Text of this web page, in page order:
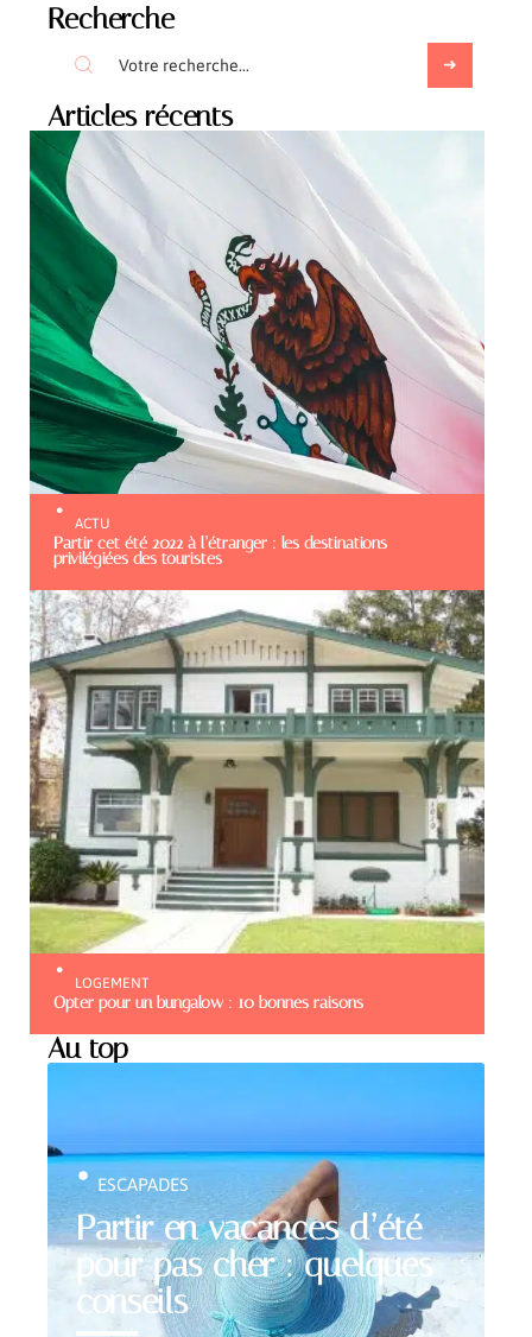
Recherche
Articles récents
ACTU
Partir cet été 2022 à l’étranger : les destinations
privilégiées des touristes
LOGEMENT
Opter pour un bungalow : 10 bonnes raisons
Au top
Partir en vacances d’été
pour pas cher : quelques
conseils
ESCAPADES